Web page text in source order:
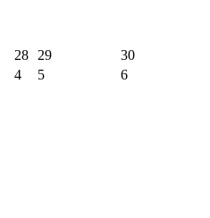
28 29
30
4 5
6